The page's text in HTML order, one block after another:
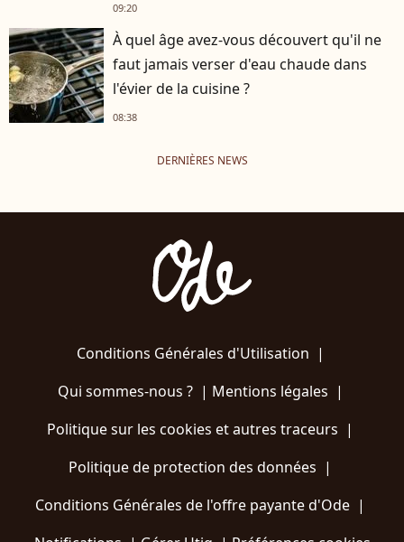
09:20
À quel âge avez-vous découvert qu'il ne
faut jamais verser d'eau chaude dans
l'évier de la cuisine ?
08:38
DERNIÈRES NEWS
Conditions Générales d'Utilisation |
Qui sommes-nous ?| Mentions légales |
Politique sur les cookies et autres traceurs |
Politique de protection des données |
Conditions Générales de l'offre payante d'Ode |